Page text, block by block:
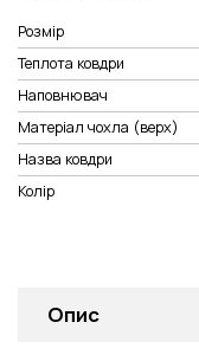
Розмір
Теплота ковдри
Наповнювач
Матеріал чохла (верх)
Назва ковдри
Колір
Опис